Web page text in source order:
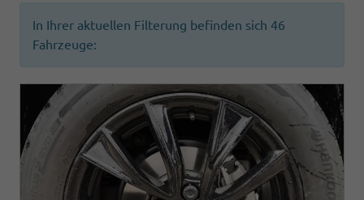
In Ihrer aktuellen Filterung befinden sich 46
Fahrzeuge: